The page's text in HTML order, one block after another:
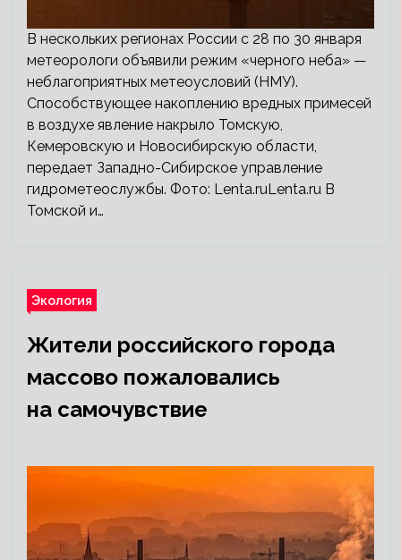
В нескольких регионах России с 28 по 30 января
метеорологи объявили режим «черного неба» —
неблагоприятных метеоусловий (НМУ).
Способствующее накоплению вредных примесей
в воздухе явление накрыло Томскую,
Кемеровскую и Новосибирскую области,
передает Западно-Сибирское управление
гидрометеослужбы. Фото: Lenta.ruLenta.ru В
Томской и…
Экология
Жители российского города
массово пожаловались
на самочувствие